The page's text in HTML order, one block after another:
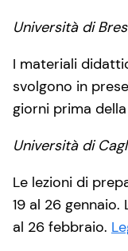
Università di
I materiali
svolgono in
giorni prima
Università di
Le lezioni di
19 al 26
al 26 febbraio.